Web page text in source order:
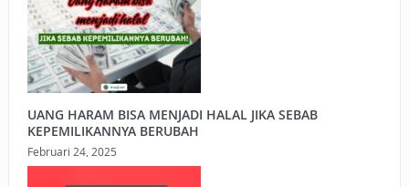
UANG HARAM BISA MENJADI HALAL JIKA SEBAB
KEPEMILIKANNYA BERUBAH
Februari 24, 2025